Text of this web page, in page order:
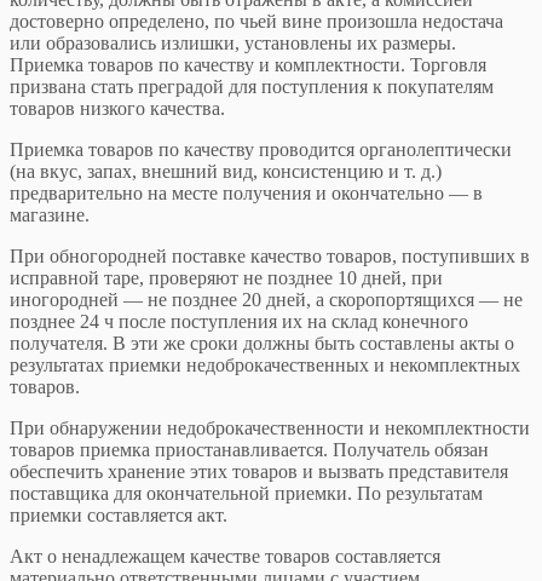
достоверно определено, по чьей вине произошла недостача
или образовались излишки, установлены их размеры.
Приемка товаров по качеству и комплектности. Торговля
призвана стать преградой для поступления к покупателям
товаров низкого качества.
Приемка товаров по качеству проводится органолептически
(на вкус, запах, внешний вид, консистенцию и т. д.)
предварительно на месте получения и окончательно — в
магазине.
При обногородней поставке качество товаров, поступивших в
исправной таре, проверяют не позднее 10 дней, при
иногородней — не позднее 20 дней, а скоропортящихся — не
позднее 24 ч после поступления их на склад конечного
получателя. В эти же сроки должны быть составлены акты о
результатах приемки недоброкачественных и некомплектных
товаров.
При обнаружении недоброкачественности и некомплектности
товаров приемка приостанавливается. Получатель обязан
обеспечить хранение этих товаров и вызвать представителя
поставщика для окончательной приемки. По результатам
приемки составляется акт.
Акт о ненадлежащем качестве товаров составляется